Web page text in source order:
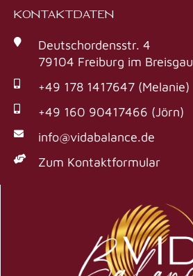
KONTAKTDATEN
Deutschordensstr. 4
79104 Freiburg im Breisgau
+49 178 1417647 (Melanie)
+49 160 90417466 (Jörn)
info@vidabalance.de
Zum Kontaktformular